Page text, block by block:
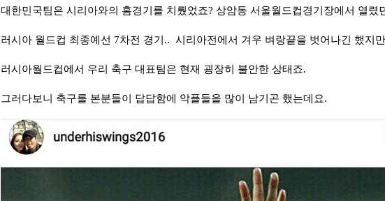
대한민국팀은 시리아와의 홈경기를 치뤘었죠? 상암동 서울월드컵경기장에서 열렸
러시아 월드컵 최종예선 7차전 경기.. 시리아전에서 겨우 벼랑끝을 벗어나긴 했지만
러시아월드컵에서 우리 축구 대표팀은 현재 굉장히 불안한 상태죠.
그러다보니 축구를 본분들이 답답함에 악플들을 많이 남기곤 했는데요.